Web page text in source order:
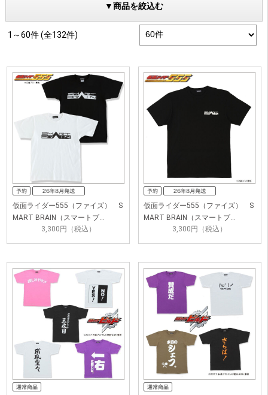
▼商品を絞込む
1～60件 (全132件)
仮面ライダー555（ファイズ） S
MART BRAIN（スマートブ…
3,300円（税込）
仮面ライダー555（ファイズ） S
MART BRAIN（スマートブ…
3,300円（税込）